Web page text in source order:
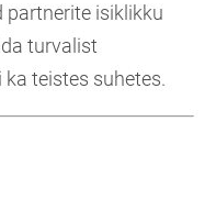
partnerite isiklikku
turvalist
teistes suhetes.